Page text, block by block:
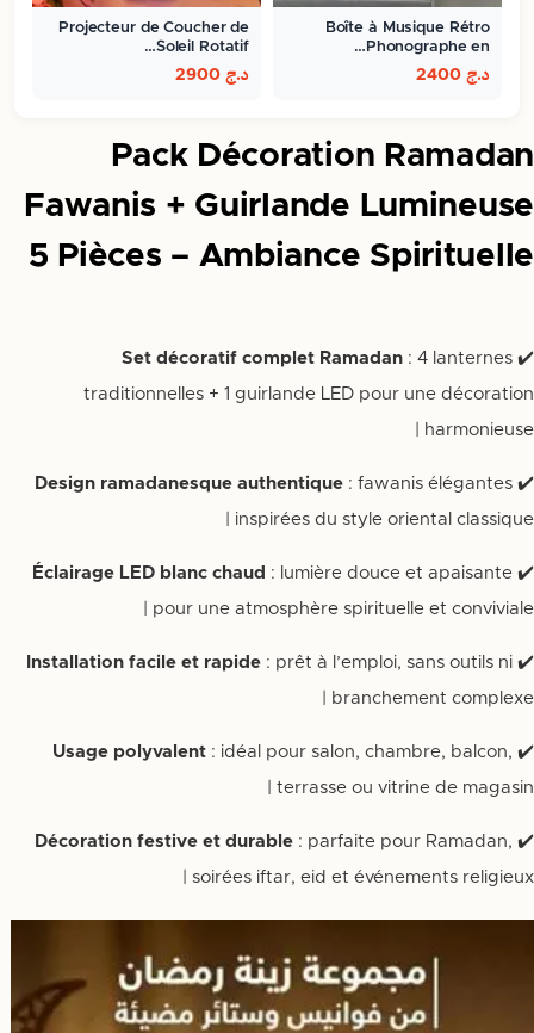
Boîte à Musique Rétro
Phonographe en…
د.ج
Projecteur de Coucher de
Soleil Rotatif…
د.ج
Pack Décoration Ramadan
Fawanis + Guirlande Lumineuse
5 Pièces – Ambiance Spirituelle
✔️
Set décoratif complet Ramadan : 4 lanternes
traditionnelles + 1 guirlande LED pour une décoration
harmonieuse |
✔️
Design ramadanesque authentique : fawanis élégantes
inspirées du style oriental classique |
✔️
Éclairage LED blanc chaud : lumière douce et apaisante
pour une atmosphère spirituelle et conviviale |
✔️
Installation facile et rapide : prêt à l’emploi, sans outils ni
branchement complexe |
✔️
Usage polyvalent : idéal pour salon, chambre, balcon,
terrasse ou vitrine de magasin |
✔️
Décoration festive et durable : parfaite pour Ramadan,
soirées iftar, eid et événements religieux |